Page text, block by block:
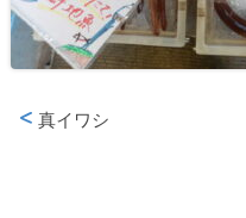
真イワシ